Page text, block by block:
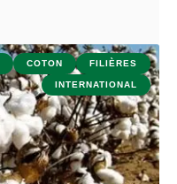
COTON FILIÈRES
INTERNATIONAL